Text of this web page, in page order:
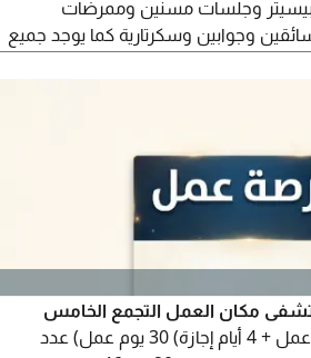
وجلسات مسنين وممرضات
وجوابين وسكرتارية كما يوجد جميع
مكان العمل التجمع الخامس
الراتب 8800 جنيه (26 يوم عمل + 4 أيام إجازة) 30 يوم عمل) عدد